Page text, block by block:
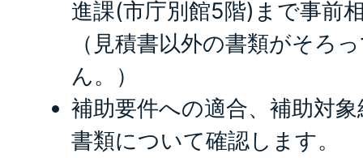
進課(市庁別館5階)まで事前
（見積書以外の書類がそろ
ん。）
補助要件への適合、補助対
書類について確認します。